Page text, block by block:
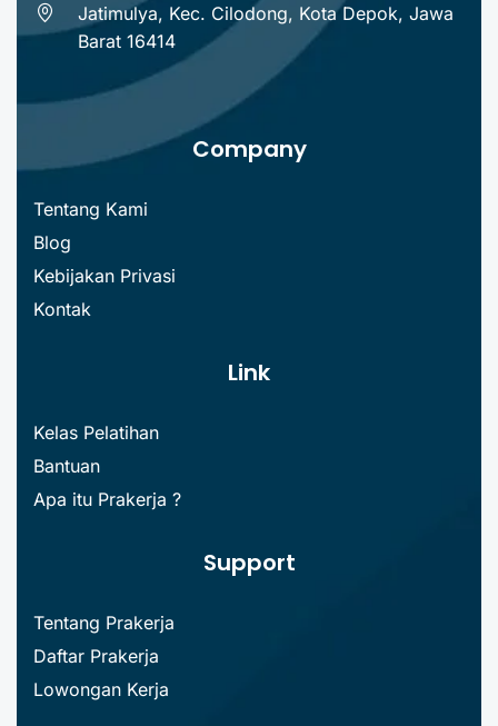
Jatimulya, Kec. Cilodong, Kota Depok, Jawa
Barat 16414
Company
Tentang Kami
Blog
Kebijakan Privasi
Kontak
Link
Kelas Pelatihan
Bantuan
Apa itu Prakerja ?
Support
Tentang Prakerja
Daftar Prakerja
Lowongan Kerja